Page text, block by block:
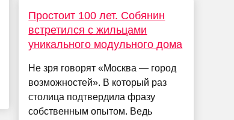
Простоит 100 лет. Собянин
встретился с жильцами
уникального модульного дома
Не зря говорят «Москва — город
возможностей». В который раз
столица подтвердила фразу
собственным опытом. Ведь